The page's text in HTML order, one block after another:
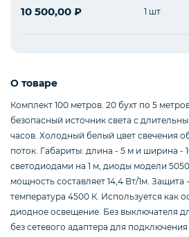
Мобильные аксессуары
Для бизнеса
Смартфоны / Телефоны
10 500,00 ₽ 1 шт
О товаре
Комплект 100 метров. 20 бухт по 5
безопасный источник света с
часов. Холодный белый цвет свечения
поток. Габариты: длина - 5 м и ширина -
светодиодами на 1 м, диоды модели
мощность составляет 14,4 Вт/1м. Защита
температура 4500 К. Используется как
диодное освещение. Без выключателя
без сетевого адаптера для